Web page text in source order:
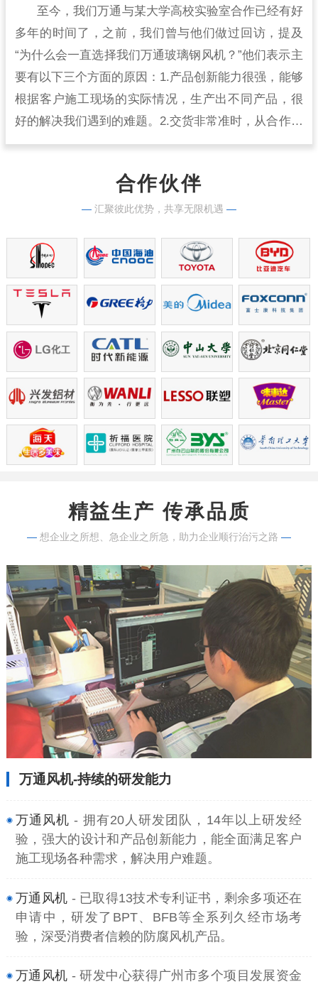
至今，我们万通与某大学高校实验室合作已经有好
多年的时间了，之前，我们曾与他们做过回访，提及
“为什么会一直选择我们万通玻璃钢风机？”他们表示主
要有以下三个方面的原因：1.产品创新能力很强，能够
根据客户施工现场的实际情况，生产出不同产品，很
好的解决我们遇到的难题。2.交货非常准时，从合作开
始到现在，从来没有出现过延时交货的情况，生产实
合作伙伴
— 汇聚彼此优势，共享无限机遇 —
精益生产 传承品质
— 想企业之所想、急企业之所急，助力企业顺行治污之路 —
万通风机-持续的研发能力
万通风机 - 拥有20人研发团队，14年以上研发经
验，强大的设计和产品创新能力，能全面满足客户
施工现场各种需求，解决用户难题。
万通风机 - 已取得13技术专利证书，剩余多项还在
申请中，研发了BPT、BFB等全系列久经市场考
验，深受消费者信赖的防腐风机产品。
万通风机 - 研发中心获得广州市多个项目发展资金